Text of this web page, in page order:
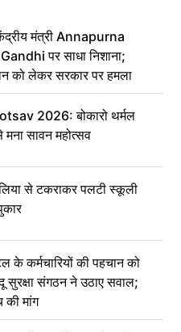
केंद्रीय मंत्री Annapurna
पर साधा निशाना;
को लेकर सरकार पर हमला
2026: बोकारो थर्मल
सावन महोत्सव
से टकराकर पलटी स्कूली
के कर्मचारियों की पहचान को
सुरक्षा संगठन ने उठाए सवाल;
मांग